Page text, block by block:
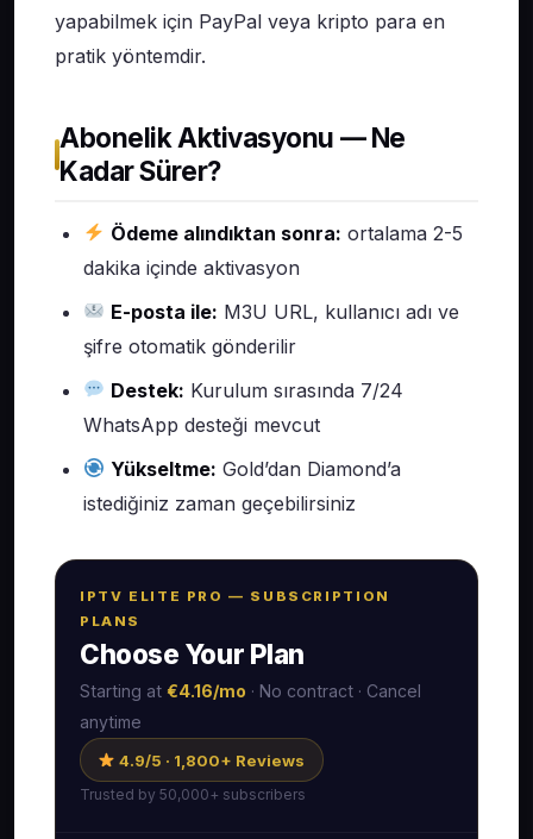
yapabilmek için PayPal veya kripto para en
pratik yöntemdir.
Abonelik Aktivasyonu — Ne
Kadar Sürer?
Ödeme alındıktan sonra: ortalama 2-5
dakika içinde aktivasyon
E-posta ile: M3U URL, kullanıcı adı ve
şifre otomatik gönderilir
Destek: Kurulum sırasında 7/24
WhatsApp desteği mevcut
Yükseltme: Gold’dan Diamond’a
istediğiniz zaman geçebilirsiniz
IPTV ELITE PRO — SUBSCRIPTION
PLANS
Choose Your Plan
Starting at €4.16/mo · No contract · Cancel
anytime
4.9/5 · 1,800+ Reviews
Trusted by 50,000+ subscribers